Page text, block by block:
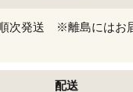
次発送 ※離島にはお
配送